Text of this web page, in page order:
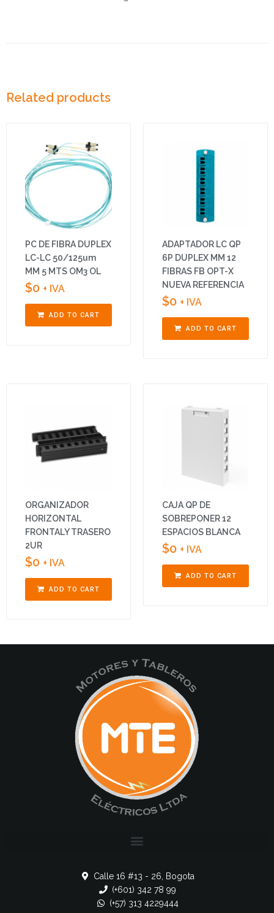
Related products
PC DE FIBRA DUPLEX
LC-LC 50/125um
MM 5 MTS OM3 OL
$0 + IVA
ADD TO CART
ADAPTADOR LC QP
6P DUPLEX MM 12
FIBRAS FB OPT-X
NUEVA REFERENCIA
$0 + IVA
ADD TO CART
ORGANIZADOR
HORIZONTAL
FRONTALY TRASERO
2UR
$0 + IVA
ADD TO CART
CAJA QP DE
SOBREPONER 12
ESPACIOS BLANCA
$0 + IVA
ADD TO CART
Calle 16 #13 - 26, Bogota
(+601) 342 78 99
(+57) 313 4229444